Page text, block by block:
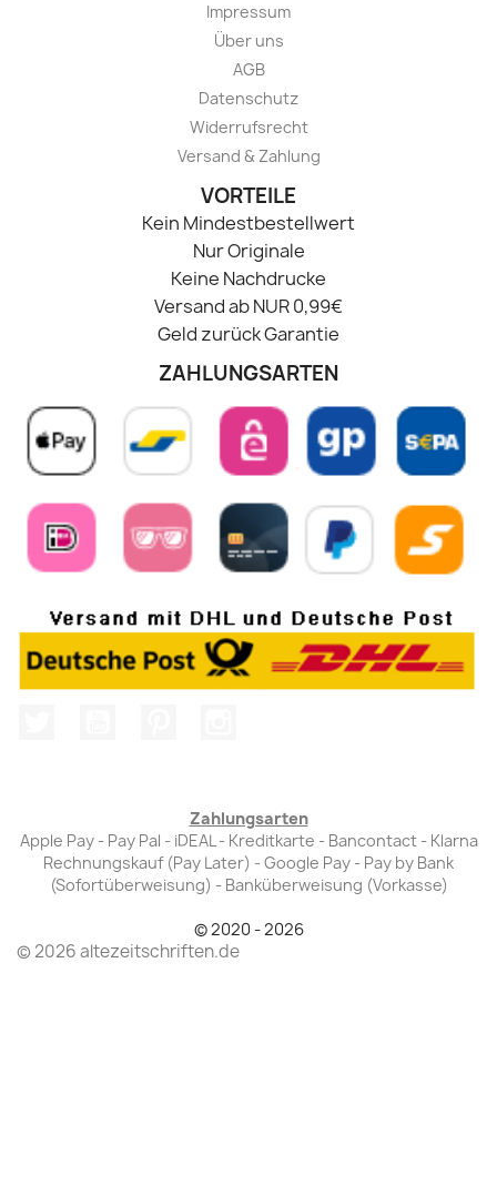
Impressum
Über uns
AGB
Datenschutz
Widerrufsrecht
Versand & Zahlung
VORTEILE
Kein Mindestbestellwert
Nur Originale
Keine Nachdrucke
Versand ab NUR 0,99€
Geld zurück Garantie
ZAHLUNGSARTEN
Zahlungsarten
Apple Pay - Pay Pal - iDEAL - Kreditkarte - Bancontact - Klarna
Rechnungskauf (Pay Later) - Google Pay - Pay by Bank
(Sofortüberweisung) - Banküberweisung (Vorkasse)
© 2020 - 2026
© 2026 altezeitschriften.de